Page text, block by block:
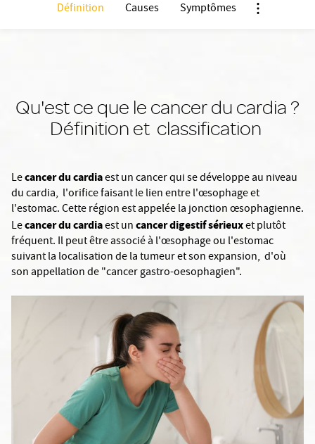
Définition Causes Symptômes
Qu'est ce que le cancer du cardia ?
Définition et classification
Lecancer du cardiaest un cancer qui se développe au niveau
du cardia, l'orifice faisant le lien entre l'œsophage et
l'estomac. Cette région est appelée la jonction œsophagienne.
Lecancer du cardiaest uncancer digestifsérieuxet plutôt
fréquent. Il peut être associé à l'œsophage ou l'estomac
suivant la localisation de la tumeur et son expansion, d'où
son appellation de "cancer gastro-oesophagien".